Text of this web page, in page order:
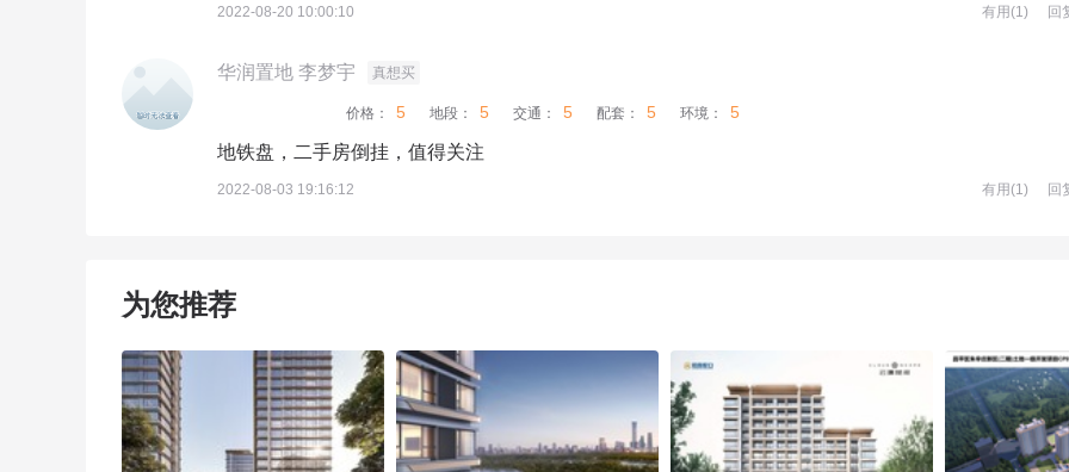
2022-08-20 10:00:10 有用(1) 回
华润置地 李梦宇 真想买
价格： 5 地段： 5 交通： 5 配套： 5 环境： 5
地铁盘，二手房倒挂，值得关注
2022-08-03 19:16:12 有用(1) 回
为您推荐